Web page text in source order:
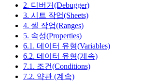
2. 디버거(Debugger)
3. 시트 작업(Sheets)
4. 셀 작업(Ranges)
5. 속성(Properties)
6.1. 데이터 유형(Variables)
6.2. 데이터 유형(계속)
7.1. 조건(Conditions)
7.2. 약관 (계속)